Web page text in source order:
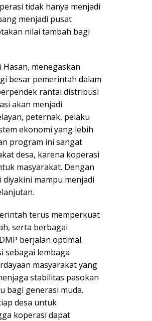
tidak hanya menjadi
menjadi pusat
nilai tambah bagi
menegaskan
besar pemerintah dalam
rantai distribusi
akan menjadi
peternak, pelaku
ekonomi yang lebih
program ini sangat
desa, karena koperasi
masyarakat. Dengan
mampu menjadi
terus memperkuat
serta berbagai
berjalan optimal.
sebagai lembaga
masyarakat yang
stabilitas pasokan
bagi generasi muda.
desa untuk
koperasi dapat